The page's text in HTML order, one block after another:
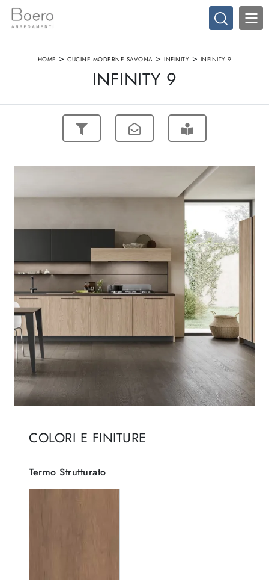
HOME > CUCINE MODERNE SAVONA > INFINITY > INFINITY 9
INFINITY 9
COLORI E FINITURE
Termo Strutturato